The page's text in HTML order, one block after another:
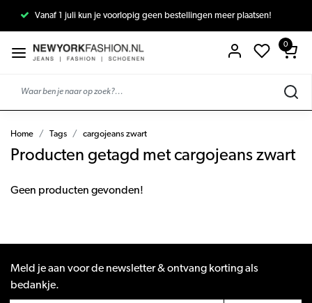
Vanaf 1 juli kun je voorlopig geen bestellingen meer plaatsen!
0
Home Tags cargojeans zwart
Producten getagd met cargojeans zwart
Geen producten gevonden!
Meld je aan voor de newsletter & ontvang korting als
bedankje.